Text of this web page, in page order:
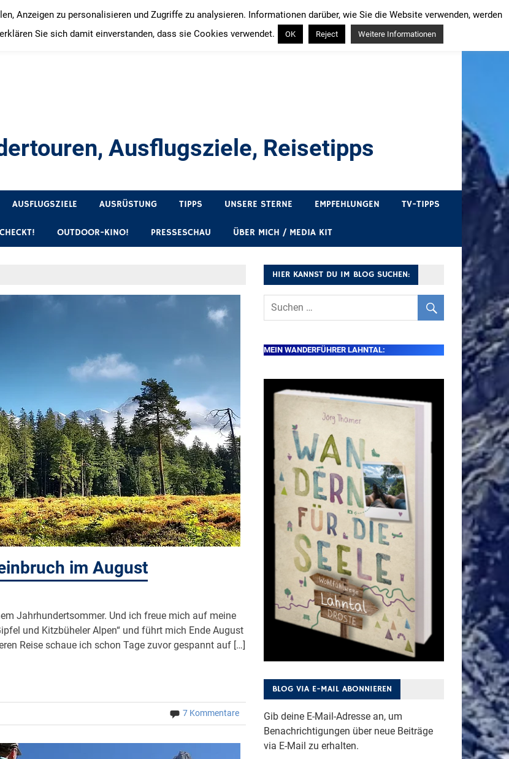
Ausflugsziele, Reisetipps
AUSFLUGSZIELE AUSRÜSTUNG TIPPS UNSERE STERNE EMPFEHLUNGEN TV-TIPPS
OUTDOOR-KINO! PRESSESCHAU ÜBER MICH / MEDIA KIT
im August
Jahrhundertsommer. Und ich freue mich auf meine
und Kitzbüheler Alpen“ und führt mich Ende August
Reise schaue ich schon Tage zuvor gespannt auf […]
7 Kommentare
HIER KANNST DU IM BLOG SUCHEN:
MEIN WANDERFÜHRER LAHNTAL:
BLOG VIA E-MAIL ABONNIEREN
Gib deine E-Mail-Adresse an, um
Benachrichtigungen über neue Beiträge
via E-Mail zu erhalten.
Anzeigen zu personalisieren und Zugriffe zu analysieren. Informationen darüber, wie Sie die Website verwenden, werden
Sie sich damit einverstanden, dass sie Cookies verwendet.
OK Reject Weitere Informationen